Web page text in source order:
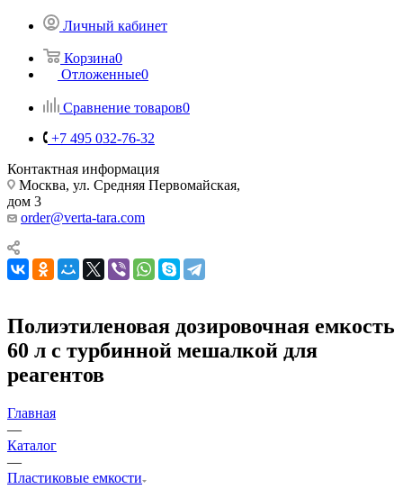
Личный кабинет
Корзина0
Отложенные0
Сравнение товаров0
+7 495 032-76-32
Контактная информация
Москва, ул. Средняя Первомайская,
дом 3
order@verta-tara.com
Полиэтиленовая дозировочная емкость
60 л с турбинной мешалкой для
реагентов
Главная
—
Каталог
—
Пластиковые емкости